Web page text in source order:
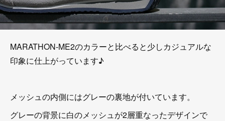
MARATHON-ME2のカラーと比べると少しカジュアルな
印象に仕上がっています♪
メッシュの内側にはグレーの裏地が付いています。
グレーの背景に白のメッシュが2層重なったデザインで